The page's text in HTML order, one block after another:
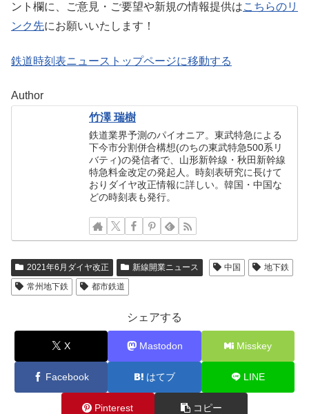
ント欄に、ご意見・ご要望や新規の情報提供はこちらのリ
ンク先にお願いいたします！
鉄道時刻表ニューストップページに移動する
Author
竹澤 瑞樹
鉄道業界予測のパイオニア。東武特急による
下今市分割併合構想(のちの東武特急500系リ
バティ)の発信者で、山形新幹線・秋田新幹線
特急料金改定の発起人。時刻表研究に長けて
おりダイヤ改正情報に詳しい。韓国・中国な
どの時刻表も発行。
2021年6月ダイヤ改正 新線開業ニュース 中国
地下鉄
常州地下鉄
都市鉄道
シェアする
X Mastodon Misskey
Facebook はてブ LINE
Pinterest コピー